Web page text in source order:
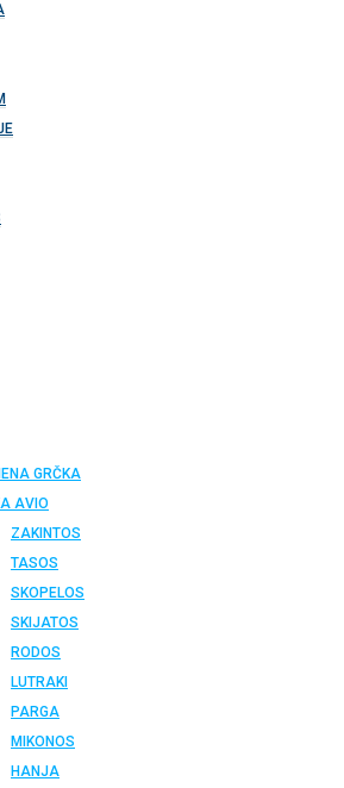
GRČKA
AVIO
ZAKINTOS
TASOS
SKOPELOS
SKIJATOS
RODOS
LUTRAKI
PARGA
MIKONOS
HANJA